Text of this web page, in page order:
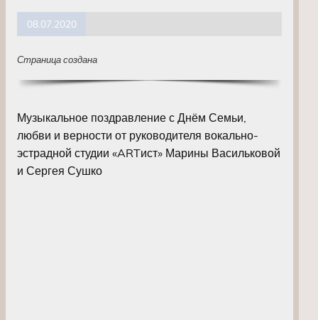
08.07.2020
Страница создана
Музыкальное поздравление с Днём Семьи,
любви и верности от руководителя вокально-
эстрадной студии «ARTист» Марины Васильковой
и Сергея Сушко